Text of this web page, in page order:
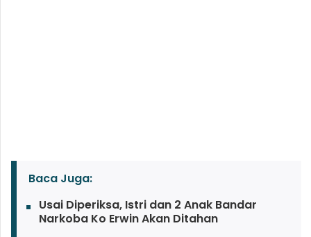
Baca Juga:
Usai Diperiksa, Istri dan 2 Anak Bandar
Narkoba Ko Erwin Akan Ditahan